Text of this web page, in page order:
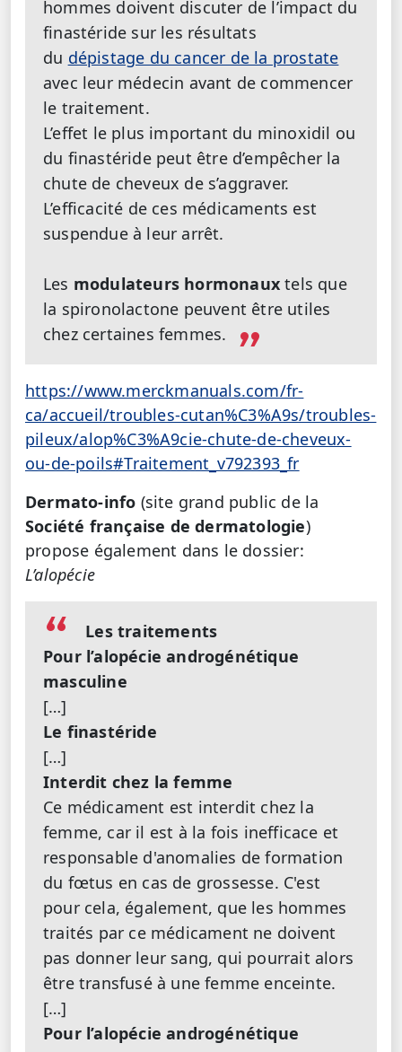
hommes doivent discuter de l’impact du
finastéride sur les résultats
du dépistage du cancer de la prostate
avec leur médecin avant de commencer
le traitement.
L’effet le plus important du minoxidil ou
du finastéride peut être d’empêcher la
chute de cheveux de s’aggraver.
L’efficacité de ces médicaments est
suspendue à leur arrêt.
Les modulateurs hormonaux tels que
la spironolactone peuvent être utiles
chez certaines femmes.
https://www.merckmanuals.com/fr-
ca/accueil/troubles-cutan%C3%A9s/troubles-
pileux/alop%C3%A9cie-chute-de-cheveux-
ou-de-poils#Traitement_v792393_fr
Dermato-info (site grand public de la
Société française de dermatologie)
propose également dans le dossier:
L’alopécie
Les traitements
Pour l’alopécie androgénétique
masculine
[…]
Le finastéride
[…]
Interdit chez la femme
Ce médicament est interdit chez la
femme, car il est à la fois inefficace et
responsable d'anomalies de formation
du fœtus en cas de grossesse. C'est
pour cela, également, que les hommes
traités par ce médicament ne doivent
pas donner leur sang, qui pourrait alors
être transfusé à une femme enceinte.
[…]
Pour l’alopécie androgénétique